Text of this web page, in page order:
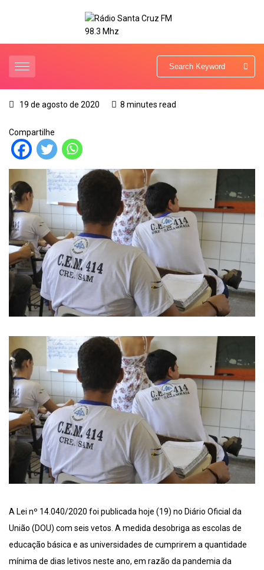
19 de agosto de 2020 8 minutes read
Compartilhe
A Lei nº 14.040/2020 foi publicada hoje (19) no Diário Oficial da
União (DOU) com seis vetos. A medida desobriga as escolas de
educação básica e as universidades de cumprirem a quantidade
mínima de dias letivos neste ano, em razão da pandemia da